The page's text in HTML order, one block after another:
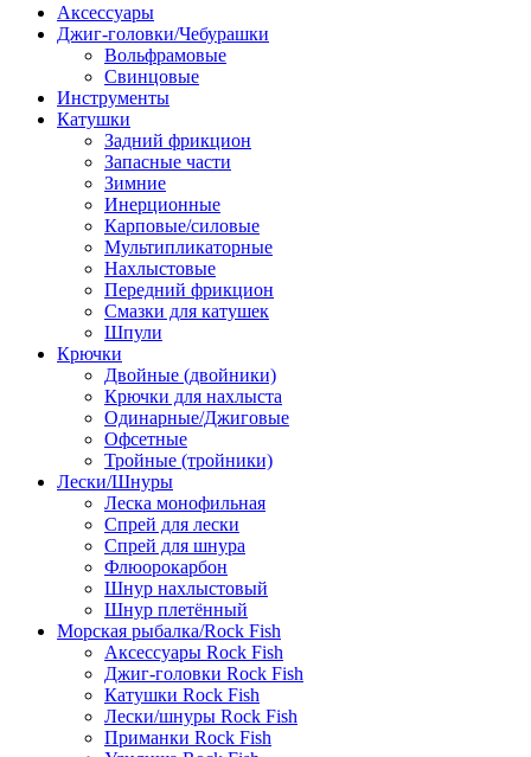
Аксессуары
Джиг-головки/Чебурашки
Вольфрамовые
Свинцовые
Инструменты
Катушки
Задний фрикцион
Запасные части
Зимние
Инерционные
Карповые/силовые
Мультипликаторные
Нахлыстовые
Передний фрикцион
Смазки для катушек
Шпули
Крючки
Двойные (двойники)
Крючки для нахлыста
Одинарные/Джиговые
Офсетные
Тройные (тройники)
Лески/Шнуры
Леска монофильная
Спрей для лески
Спрей для шнура
Флюорокарбон
Шнур нахлыстовый
Шнур плетённый
Морская рыбалка/Rock Fish
Аксессуары Rock Fish
Джиг-головки Rock Fish
Катушки Rock Fish
Лески/шнуры Rock Fish
Приманки Rock Fish